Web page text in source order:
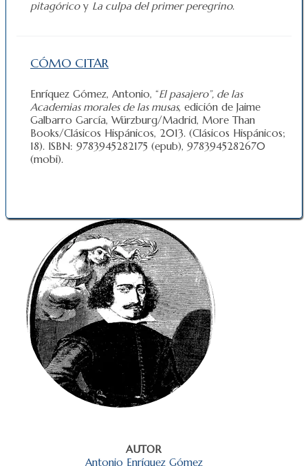
pitagóricoy La culpa del primer peregrino.
CÓMO CITAR
Enríquez Gómez, Antonio, “El pasajero”, de las
Academias morales de las musas, edición de Jaime
Galbarro García, Würzburg/Madrid, More Than
Books/Clásicos Hispánicos, 2013. (Clásicos Hispánicos;
18). ISBN: 9783945282175 (epub), 9783945282670
(mobi).
AUTOR
Antonio Enríquez Gómez